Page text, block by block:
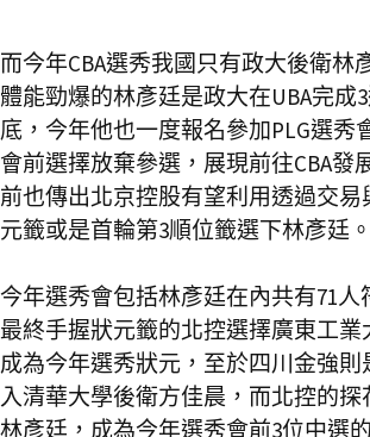
而今年CBA選秀我國只有政大後衛林
體能勁爆的林彥廷是政大在UBA完成
底，今年他也一度報名參加PLG選秀
會前選擇放棄參選，展現前往CBA發
前也傳出北京控股有望利用透過交
元籤或是首輪第3順位籤選下林彥廷。
今年選秀會包括林彥廷在內共有71人
最終手握狀元籤的北控選擇廣東工業
成為今年選秀狀元，至於四川金強
入清華大學後衛方佳晨，而北控的探
林彥廷，成為今年選秀會前3位中選